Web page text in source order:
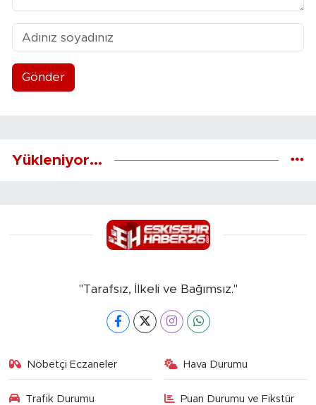
Gönder
Yükleniyor...
"Tarafsız, İlkeli ve Bağımsız."
Nöbetçi Eczaneler Hava Durumu
Trafik Durumu Puan Durumu ve Fikstür